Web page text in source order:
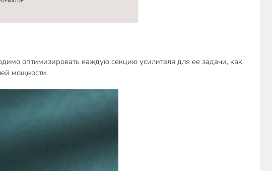
оптимизировать каждую секцию усилителя для ее задачи, как
мощности.